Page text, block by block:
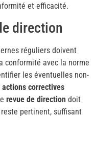
et efficacité.
direction
réguliers doivent
conformité avec la norme
les éventuelles non-
actions correctives
revue de direction doit
reste pertinent, suffisant